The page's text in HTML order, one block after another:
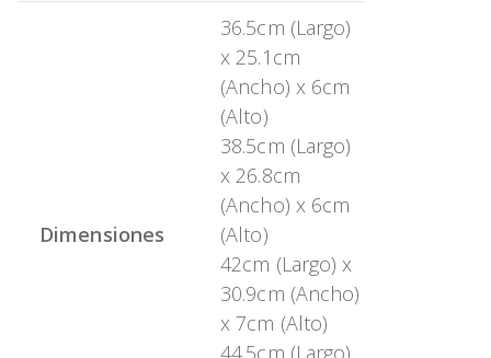
Dimensiones
36.5cm (Largo)
x 25.1cm
(Ancho) x 6cm
(Alto)
38.5cm (Largo)
x 26.8cm
(Ancho) x 6cm
(Alto)
42cm (Largo) x
30.9cm (Ancho)
x 7cm (Alto)
44.5cm (Largo)